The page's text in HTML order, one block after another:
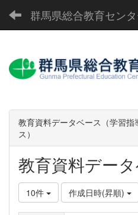
群馬県総合教育セン
教育資料データベース（学習
ス）
教育資料デー
10件 作成日時(昇順)